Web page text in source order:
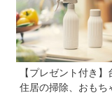
【プレゼント付き】
住居の掃除、おもち